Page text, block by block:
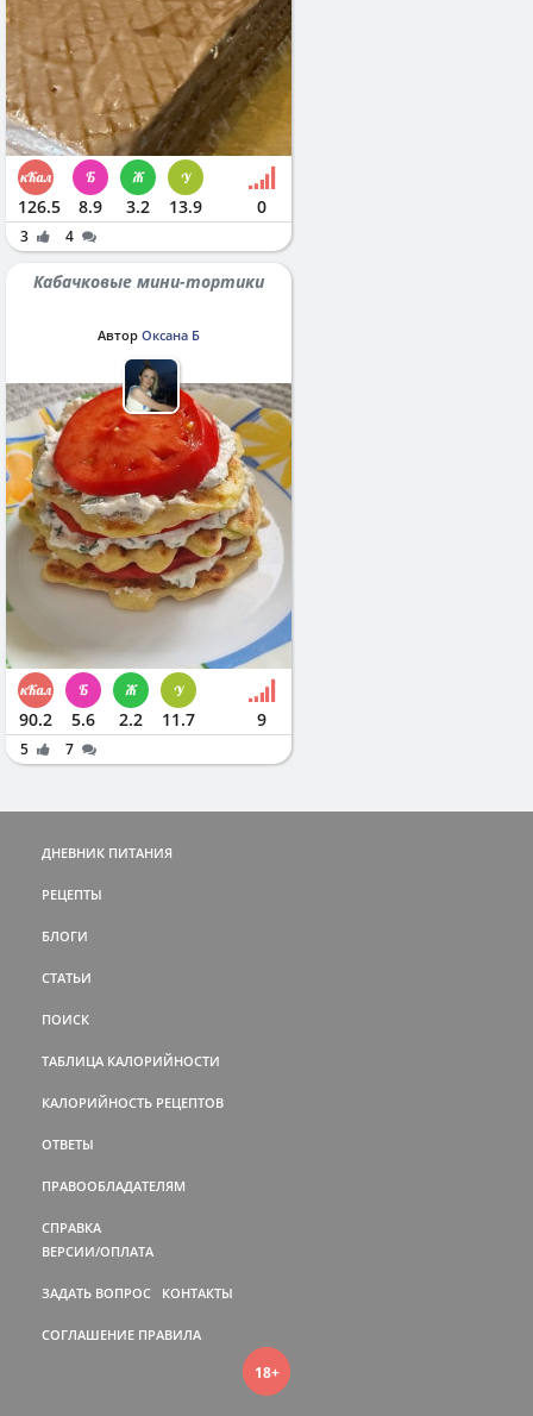
126.5 8.9 3.2 13.9 0
3 4
Кабачковые мини-тортики
Автор Оксана Б
90.2 5.6 2.2 11.7 9
5 7
ДНЕВНИК ПИТАНИЯ
РЕЦЕПТЫ
БЛОГИ
СТАТЬИ
ПОИСК
ТАБЛИЦА КАЛОРИЙНОСТИ
КАЛОРИЙНОСТЬ РЕЦЕПТОВ
ОТВЕТЫ
ПРАВООБЛАДАТЕЛЯМ
СПРАВКА
ВЕРСИИ/ОПЛАТА
ЗАДАТЬ ВОПРОС КОНТАКТЫ
СОГЛАШЕНИЕ ПРАВИЛА
18+